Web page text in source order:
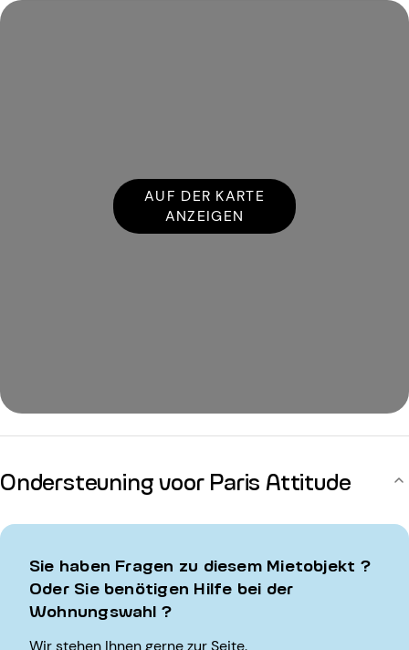
AUF DER KARTE
ANZEIGEN
Ondersteuning voor Paris Attitude
Sie haben Fragen zu diesem Mietobjekt ?
Oder Sie benötigen Hilfe bei der
Wohnungswahl ?
Wir stehen Ihnen gerne zur Seite.